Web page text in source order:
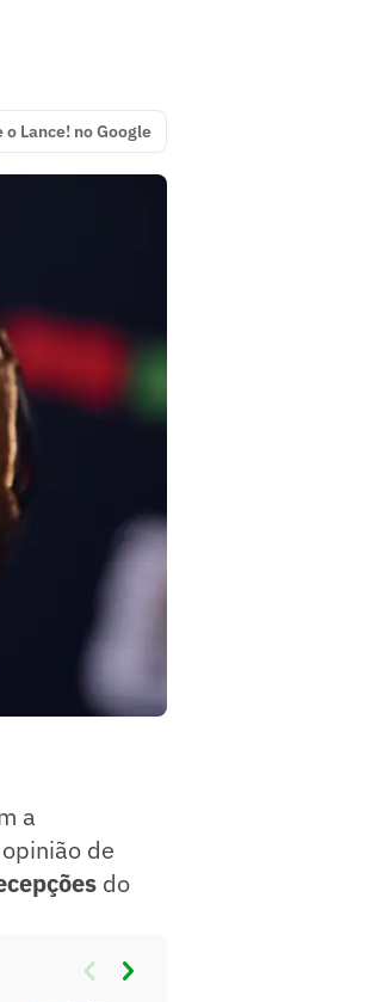
o Lance! no Google
a
de
do